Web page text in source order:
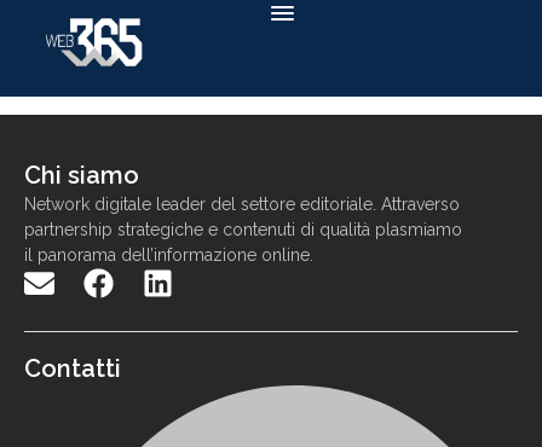
Chi siamo
Network digitale leader del settore editoriale. Attraverso
partnership strategiche e contenuti di qualità p lasmiamo
il panorama dell ’informazione online
Contatti